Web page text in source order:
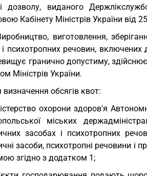
дозволу, виданого
Кабінету Міністрів України
виготовлення,
і психотропних речовин, включених
гранично допустиму,
Міністрів України.
обсягів квот:
охорони здоров'я
міських
засобах і психотропних
засоби, психотропні речовини і
згідно з додатком 1;